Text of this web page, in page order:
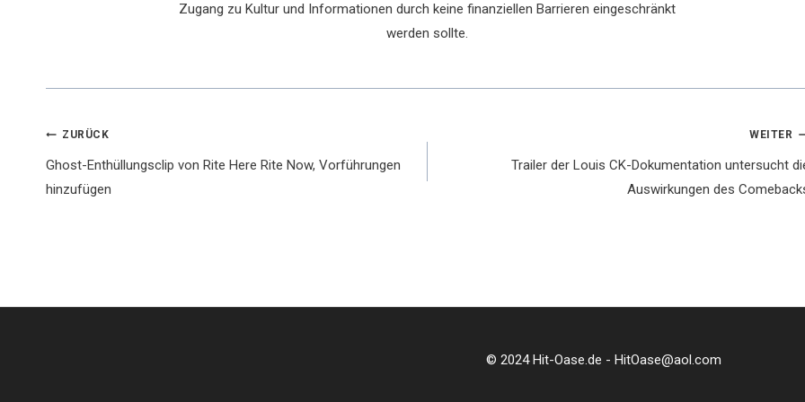
Zugang zu Kultur und Informationen durch keine finanziellen Barrieren eingeschränkt
werden sollte.
Beitragsnavigation
ZURÜCK
Ghost-Enthüllungsclip von Rite Here Rite Now, Vorführungen
hinzufügen
WEITER
Trailer der Louis CK-Dokumentation untersucht
Auswirkungen des
© 2024 Hit-Oase.de - HitOase@aol.com